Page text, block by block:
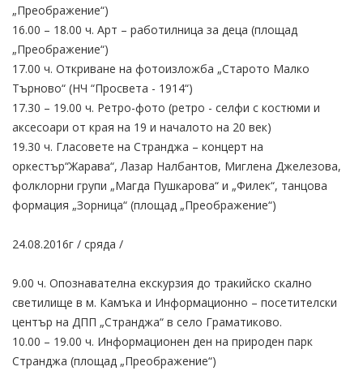
„Преображение“)
16.00 – 18.00 ч. Арт – работилница за деца (площад
„Преображение“)
17.00 ч. Откриване на фотоизложба „Старото Малко
Търново“ (НЧ “Просвета - 1914“)
17.30 – 19.00 ч. Ретро-фото (ретро - селфи с костюми и
аксесоари от края на 19 и началото на 20 век)
19.30 ч. Гласовете на Странджа – концерт на
оркестър“Жарава“, Лазар Налбантов, Миглена Джелезова,
фолклорни групи „Магда Пушкарова“ и „Филек“, танцова
формация „Зорница“ (площад „Преображение“)
24.08.2016г / сряда /
9.00 ч. Опознавателна екскурзия до тракийско скално
светилище в м. Камъка и Информационно – посетителски
център на ДПП „Странджа“ в село Граматиково.
10.00 – 19.00 ч. Информационен ден на природен парк
Странджа (площад „Преображение“)